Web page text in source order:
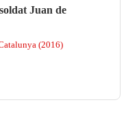
Juan de
(2016)